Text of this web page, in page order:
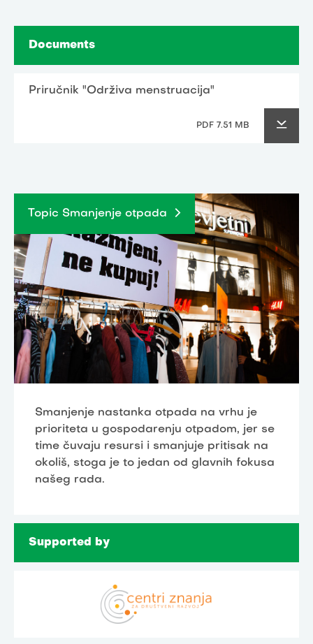
Documents
Priručnik "Održiva menstruacija"
PDF 7.51 MB
Topic Smanjenje otpada
Smanjenje nastanka otpada na vrhu je
prioriteta u gospodarenju otpadom, jer se
time čuvaju resursi i smanjuje pritisak na
okoliš, stoga je to jedan od glavnih fokusa
našeg rada.
Supported by